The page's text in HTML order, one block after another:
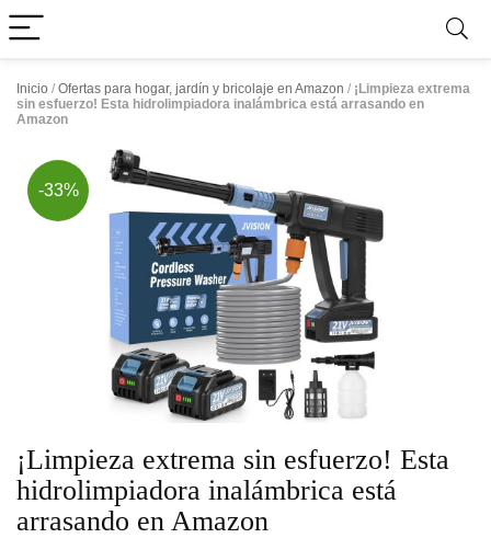
Inicio / Ofertas para hogar, jardín y bricolaje en Amazon / ¡Limpieza extrema
sin esfuerzo! Esta hidrolimpiadora inalámbrica está arrasando en
Amazon
-33%
¡Limpieza extrema sin esfuerzo! Esta
hidrolimpiadora inalámbrica está
arrasando en Amazon